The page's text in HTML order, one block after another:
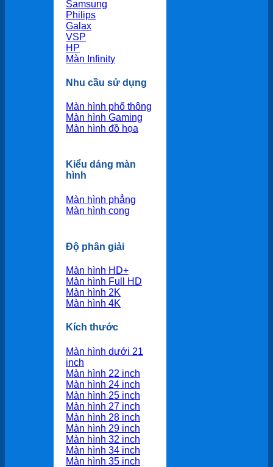
Samsung
Philips
Galax
VSP
HP
Màn Infinity
Nhu cầu sử dụng
Màn hình phổ thông
Màn hình Gaming
Màn hình đồ họa
Kiểu dáng màn
hình
Màn hình phẳng
Màn hình cong
Độ phân giải
Màn hình HD+
Màn hình Full HD
Màn hình 2K
Màn hình 4K
Kích thước
Màn hình dưới 21
inch
Màn hình 22 inch
Màn hình 24 inch
Màn hình 25 inch
Màn hình 27 inch
Màn hình 28 inch
Màn hình 29 inch
Màn hình 32 inch
Màn hình 34 inch
Màn hình 35 inch